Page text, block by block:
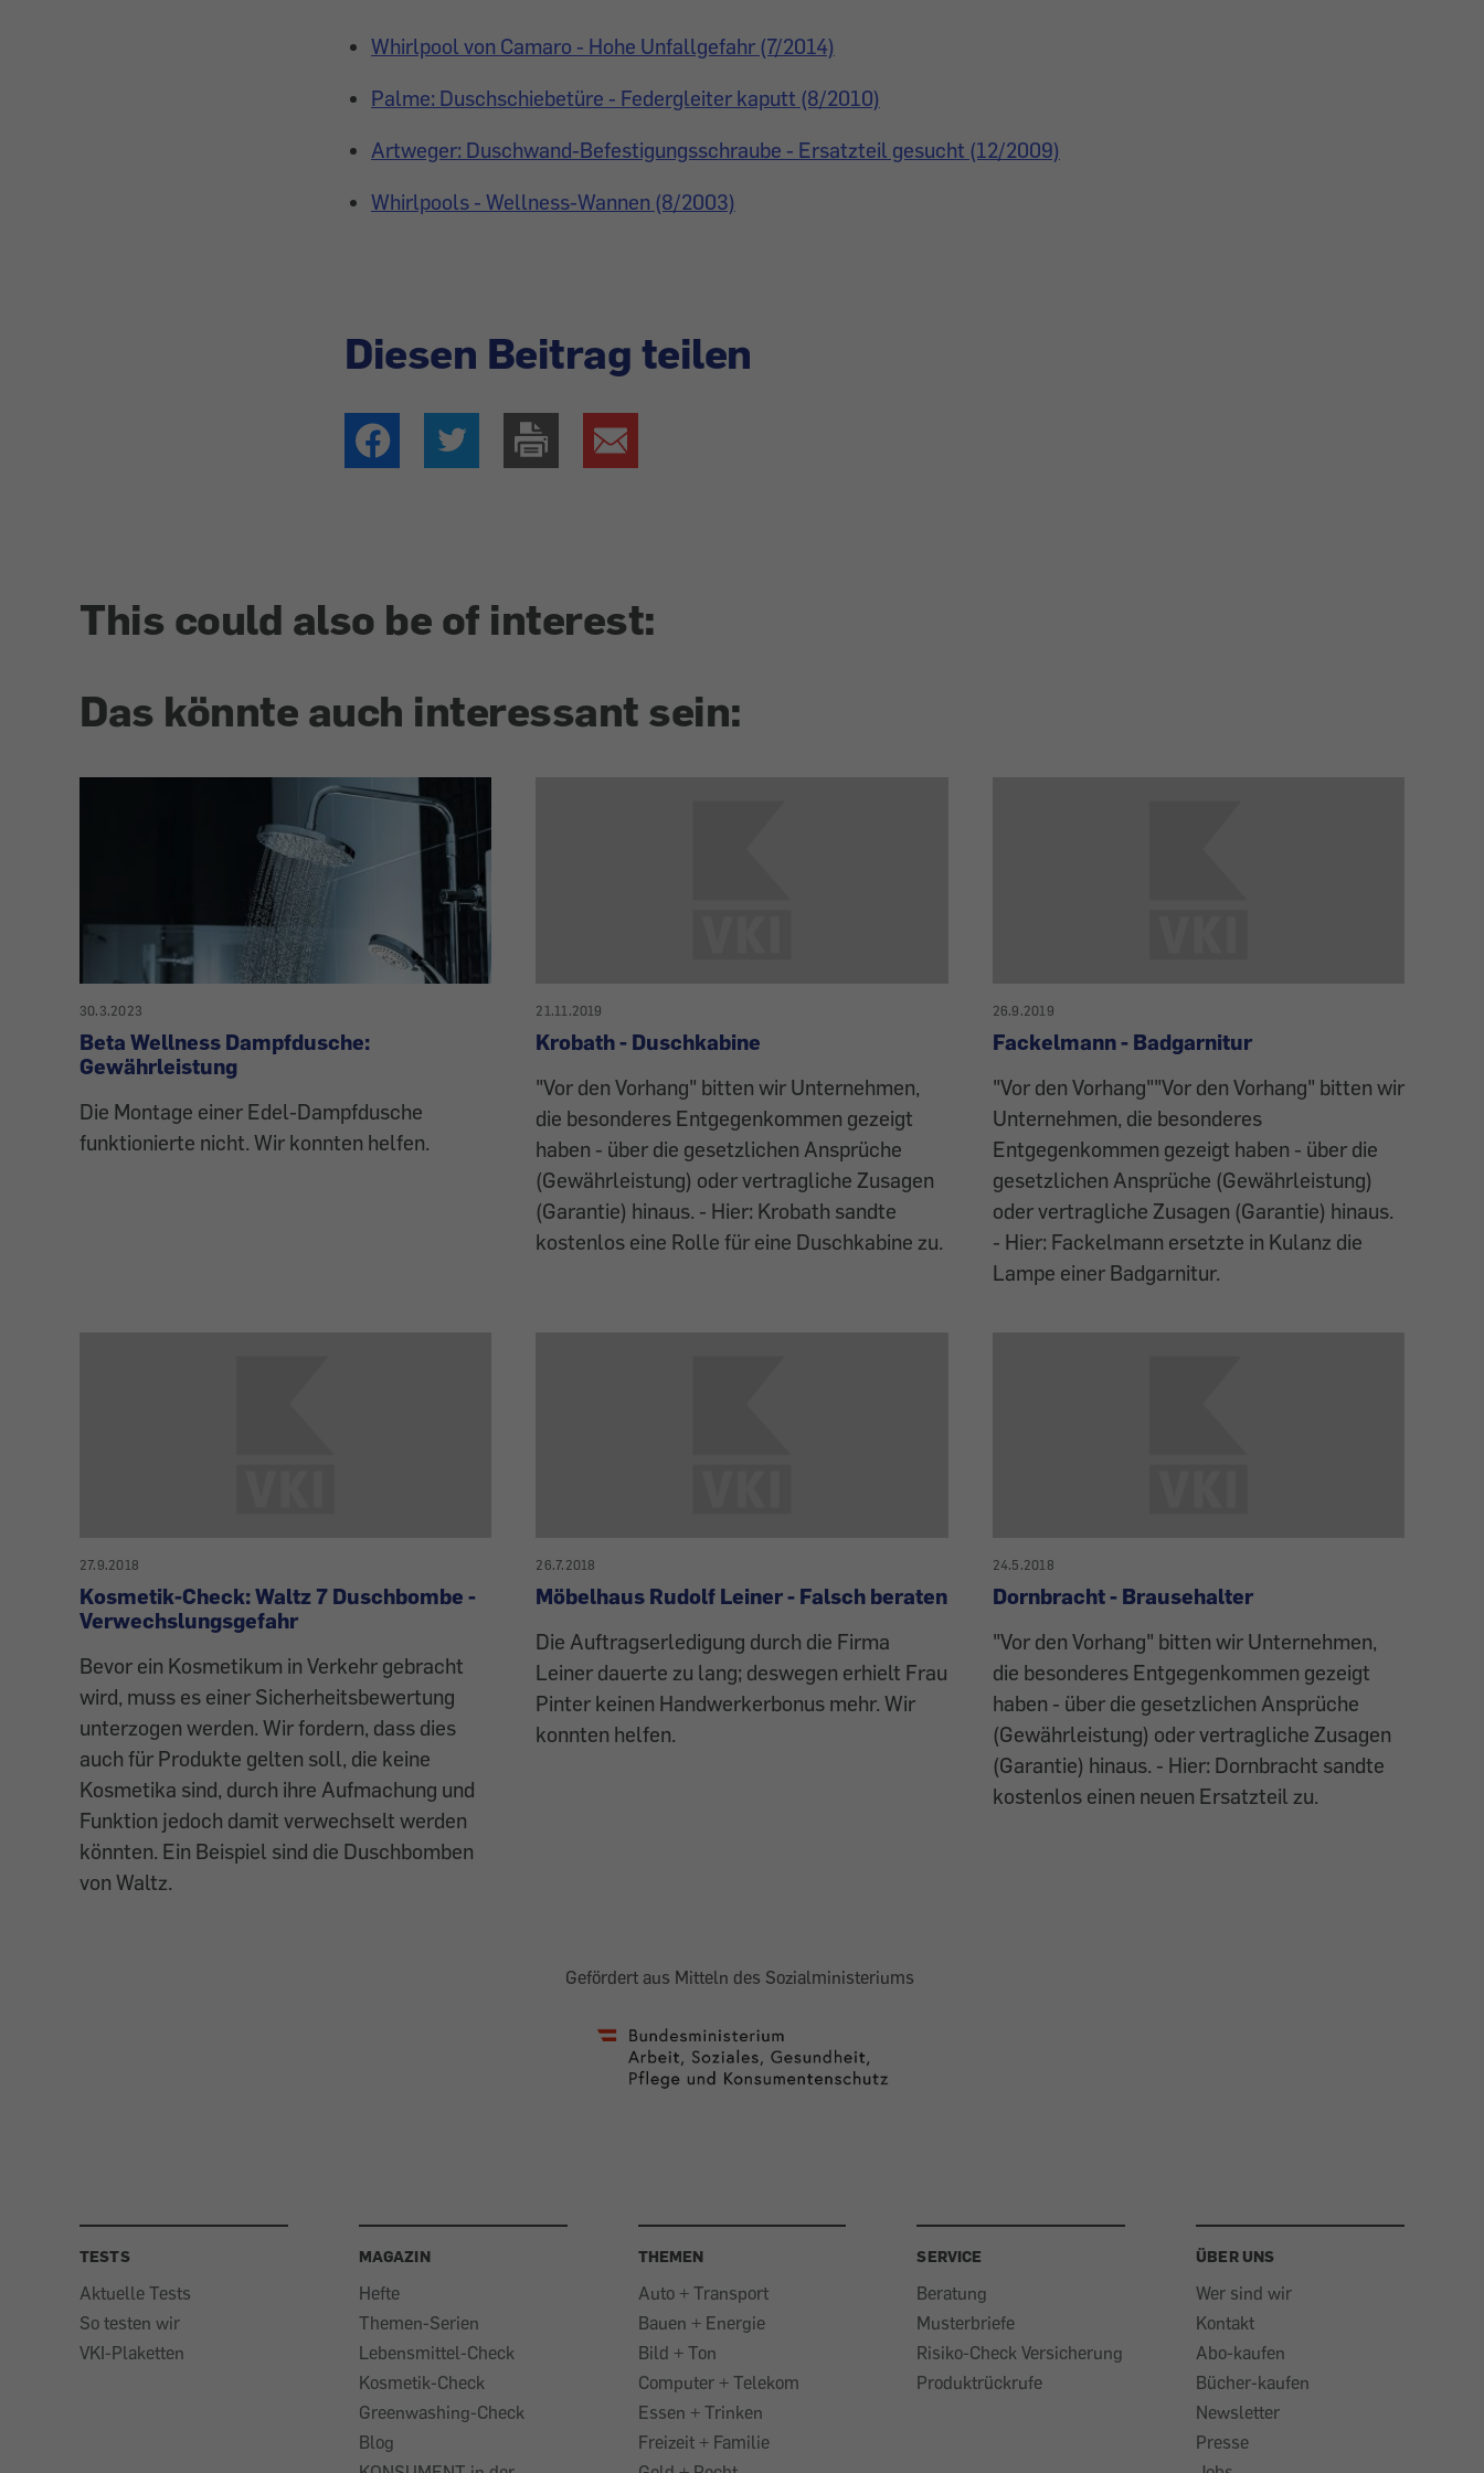
Whirlpool von Camaro - Hohe Unfallgefahr (7/2014)
Palme: Duschschiebetüre - Federgleiter kaputt (8/2010)
Artweger: Duschwand-Befestigungsschraube - Ersatzteil gesucht (12/2009)
Whirlpools - Wellness-Wannen (8/2003)
Diesen Beitrag teilen
This could also be of interest:
Das könnte auch interessant sein:
30.3.2023
Beta Wellness Dampfdusche:
Gewährleistung
Die Montage einer Edel-Dampfdusche
funktionierte nicht. Wir konnten helfen.
21.11.2019
Krobath - Duschkabine
"Vor den Vorhang" bitten wir Unternehmen,
die besonderes Entgegenkommen gezeigt
haben - über die gesetzlichen Ansprüche
(Gewährleistung) oder vertragliche Zusagen
(Garantie) hinaus. - Hier: Krobath sandte
kostenlos eine Rolle für eine Duschkabine zu.
26.9.2019
Fackelmann - Badgarnitur
"Vor den Vorhang""Vor den Vorhang" bitten wir
Unternehmen, die besonderes
Entgegenkommen gezeigt haben - über die
gesetzlichen Ansprüche (Gewährleistung)
oder vertragliche Zusagen (Garantie) hinaus.
- Hier: Fackelmann ersetzte in Kulanz die
Lampe einer Badgarnitur.
27.9.2018
Kosmetik-Check: Waltz 7 Duschbombe -
Verwechslungsgefahr
Bevor ein Kosmetikum in Verkehr gebracht
wird, muss es einer Sicherheitsbewertung
unterzogen werden. Wir fordern, dass dies
auch für Produkte gelten soll, die keine
Kosmetika sind, durch ihre Aufmachung und
Funktion jedoch damit verwechselt werden
könnten. Ein Beispiel sind die Duschbomben
von Waltz.
26.7.2018
Möbelhaus Rudolf Leiner - Falsch beraten
Die Auftragserledigung durch die Firma
Leiner dauerte zu lang; deswegen erhielt Frau
Pinter keinen Handwerkerbonus mehr. Wir
konnten helfen.
24.5.2018
Dornbracht - Brausehalter
"Vor den Vorhang" bitten wir Unternehmen,
die besonderes Entgegenkommen gezeigt
haben - über die gesetzlichen Ansprüche
(Gewährleistung) oder vertragliche Zusagen
(Garantie) hinaus. - Hier: Dornbracht sandte
kostenlos einen neuen Ersatzteil zu.
Gefördert aus Mitteln des Sozialministeriums
TESTS
Aktuelle Tests
So testen wir
VKI-Plaketten
MAGAZIN
Hefte
Themen-Serien
Lebensmittel-Check
Kosmetik-Check
Greenwashing-Check
Blog
THEMEN
Auto + Transport
Bauen + Energie
Bild + Ton
Computer + Telekom
Essen + Trinken
Freizeit + Familie
SERVICE
Beratung
Musterbriefe
Risiko-Check Versicherung
Produktrückrufe
ÜBER UNS
Wer sind wir
Kontakt
Abo-kaufen
Bücher-kaufen
Newsletter
Presse